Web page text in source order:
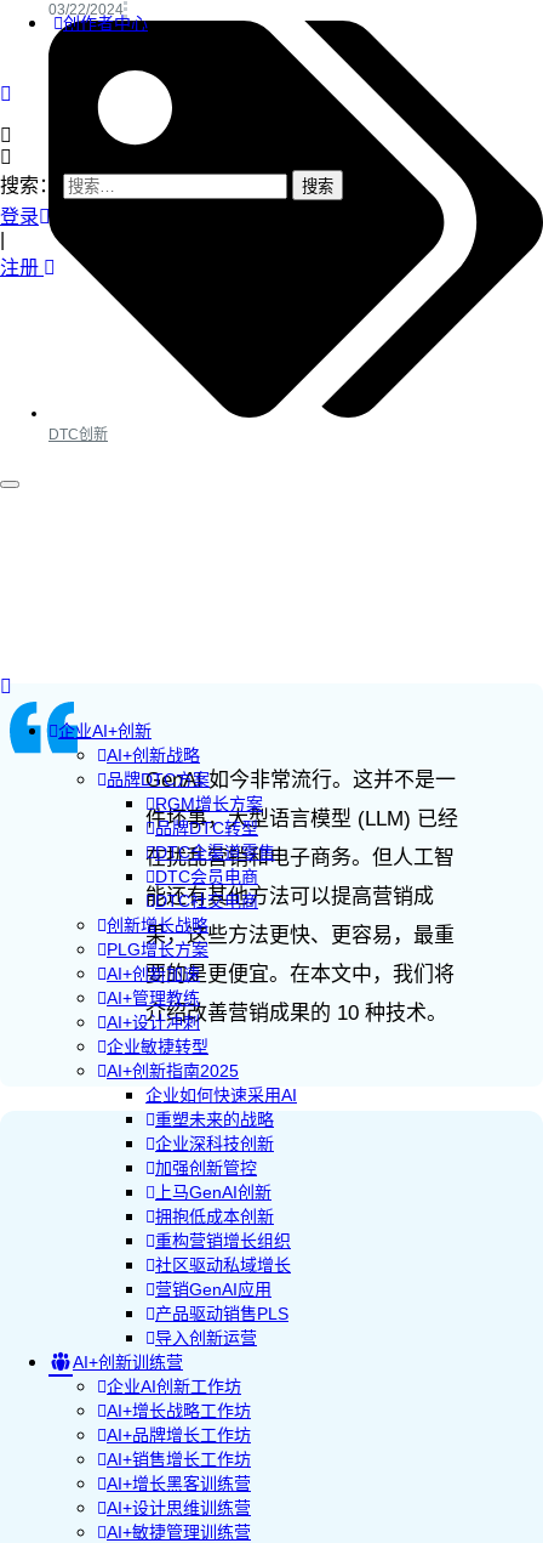
创作者中心
搜索：
登录
注册
企业AI+创新
AI+创新战略
品牌DTC方案
RGM增长方案
品牌DTC转型
DTC全渠道零售
DTC会员电商
DTC社交电商
创新增长战略
PLG增长方案
AI+创新加速
AI+管理教练
AI+设计冲刺
企业敏捷转型
AI+创新指南2025
企业如何快速采用AI
重塑未来的战略
企业深科技创新
加强创新管控
上马GenAI创新
拥抱低成本创新
重构营销增长组织
社区驱动私域增长
营销GenAI应用
产品驱动销售PLS
导入创新运营
AI+创新训练营
企业AI创新工作坊
AI+增长战略工作坊
AI+品牌增长工作坊
AI+销售增长工作坊
AI+增长黑客训练营
AI+设计思维训练营
AI+敏捷管理训练营
03/22/2024
DTC创新
GenAI 如今非常流行。这并不是一
件坏事，大型语言模型 (LLM) 已经
在扰乱营销和电子商务。但人工智
能还有其他方法可以提高营销成
果，这些方法更快、更容易，最重
要的是更便宜。在本文中，我们将
介绍改善营销成果的 10 种技术。